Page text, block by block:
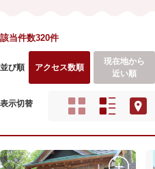
該当件数320件
並び順 アクセス数順
現在地から
近い順
表示切替